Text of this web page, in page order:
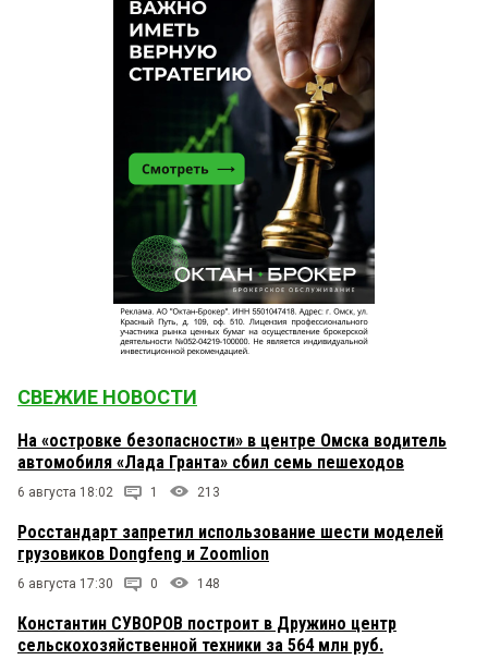
СВЕЖИЕ НОВОСТИ
На «островке безопасности» в центре Омска водитель
автомобиля «Лада Гранта» сбил семь пешеходов
6 августа 18:02 1 213
Росстандарт запретил использование шести моделей
грузовиков Dongfeng и Zoomlion
6 августа 17:30 0 148
Константин СУВОРОВ построит в Дружино центр
сельскохозяйственной техники за 564 млн руб.